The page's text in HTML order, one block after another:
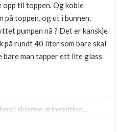
til toppen. Og koble
på toppen, og ut i bunnen.
pumpen nå ? Det er kanskje
på rundt 40 liter som bare skal
bare man tapper ett lite glass
skjønne æ ingenting....